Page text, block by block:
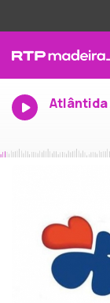
Atlântida